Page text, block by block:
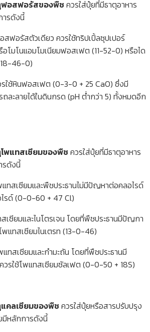
ฟอสฟอรัสของพืช ควรใส่ปุ๋ยที่มีธาตุอาหาร
รดังนี้
อรัสตัวเดียว ควรใช้ทริปเปิ้ลซุปเปอร์
มโนแอมโมเนียมฟอสเฟต (11-52-0) หรือได
46-0)
ใช้หินฟอสเฟต (0-3-0 + 25 CaO) ซึ่งมี
ละลายได้ในดินกรด (pH ต่ำกว่า 5) ทั้งหมดอีก
พแทสเซียมของพืช ควรใส่ปุ๋ยที่มีธาตุอาหาร
รดังนี้
สเซียมและพืชประธานไม่มีปัญหาต่อคลอไรด์
รด์ (0-0-60 + 47 Cl)
ซียมและไนโตรเจน โดยที่พืชประธานมีปัญกา
แทสเซียมไนเตรท (13-0-46)
สเซียมและกำมะถัน โดยที่พืชประธานมี
รใช้โพแทสเซียมซัลเฟต (0-0-50 + 18S)
แคลเซียมของพืช ควรใส่ปุ๋ยหรือสารปรับปรุง
มีหลักการดังนี้